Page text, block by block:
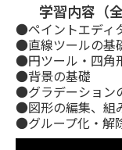
学習内容（全
●ペイントエディ
●直線ツールの基
●円ツール・四角
●背景の基礎
●グラデーション
●図形の編集、組
●グループ化・解